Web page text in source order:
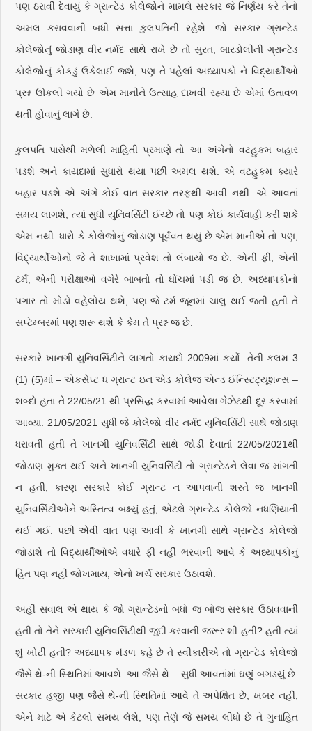
પણ ઠરાવી દેવાયું કે ગ્રાન્ટેડ કોલેજોને મામલે સરકાર જે નિર્ણય કરે તેનો
અમલ કરાવવાની બધી સત્તા કુલપતિની રહેશે. જો સરકાર ગ્રાન્ટેડ
કોલેજોનું જોડાણ વીર નર્મદ સાથે રાખે છે તો સુરત, બારડોલીની ગ્રાન્ટેડ
કોલેજોનું કોકડું ઉકેલાઈ જશે, પણ તે પહેલાં અધ્યાપકો ને વિદ્યાર્થીઓ
પ્રશ્ન ઊકલી ગયો છે એમ માનીને ઉત્સાહ દાખવી રહ્યા છે એમાં ઉતાવળ
થતી હોવાનું લાગે છે.
કુલપતિ પાસેથી મળેલી માહિતી પ્રમાણે તો આ અંગેનો વટહુકમ બહાર
પડશે અને કાયદામાં સુધારો થયા પછી અમલ થશે. એ વટહુકમ ક્યારે
બહાર પડશે એ અંગે કોઈ વાત સરકાર તરફથી આવી નથી. એ આવતાં
સમય લાગશે, ત્યાં સુધી યુનિવર્સિટી ઈચ્છે તો પણ કોઈ કાર્યવાહી કરી શકે
એમ નથી. ધારો કે કોલેજોનું જોડાણ પૂર્વવત થયું છે એમ માનીએ તો પણ,
વિદ્યાર્થીઓનો જે તે શાખામાં પ્રવેશ તો લંબાયો જ છે. એની ફી, એની
ટર્મ, એની પરીક્ષાઓ વગેરે બાબતો તો ઘોંચમાં પડી જ છે. અધ્યાપકોનો
પગાર તો મોડો વહેલોય થશે, પણ જે ટર્મ જૂનમાં ચાલુ થઈ જતી હતી તે
સપ્ટેમ્બરમાં પણ શરૂ થશે કે કેમ તે પ્રશ્ન જ છે.
સરકારે ખાનગી યુનિવર્સિટીને લાગતો કાયદો 2009માં કર્યો. તેની કલમ 3
(1) (5)માં – એકસેપ્ટ ધ ગ્રાન્ટ ઇન એડ કોલેજ એન્ડ ઈન્સ્ટિટ્યૂશન્સ –
શબ્દો હતા તે 22/05/21 થી પ્રસિદ્ધ કરવામાં આવેલા ગેઝેટથી દૂર કરવામાં
આવ્યા. 21/05/2021 સુધી જે કોલેજો વીર નર્મદ યુનિવર્સિટી સાથે જોડાણ
ધરાવતી હતી તે ખાનગી યુનિવર્સિટી સાથે જોડી દેવાતાં 22/05/2021થી
જોડાણ મુક્ત થઈ અને ખાનગી યુનિવર્સિટી તો ગ્રાન્ટેડને લેવા જ માંગતી
ન હતી, કારણ સરકારે કોઈ ગ્રાન્ટ ન આપવાની શરતે જ ખાનગી
યુનિવર્સિટીઓને અસ્તિત્વ બક્ષ્યું હતું, એટલે ગ્રાન્ટેડ કોલેજો નધણિયાતી
થઈ ગઈ. પછી એવી વાત પણ આવી કે ખાનગી સાથે ગ્રાન્ટેડ કોલેજો
જોડાશે તો વિદ્યાર્થીઓએ વધારે ફી નહીં ભરવાની આવે કે અધ્યાપકોનું
હિત પણ નહીં જોખમાય, એનો ખર્ચ સરકાર ઉઠાવશે.
અહીં સવાલ એ થાય કે જો ગ્રાન્ટેડનો બધો જ બોજ સરકાર ઉઠાવવાની
હતી તો તેને સરકારી યુનિવર્સિટીથી જુદી કરવાની જરૂર શી હતી? હતી ત્યાં
શું ખોટી હતી? અધ્યાપક મંડળ કહે છે તે સ્વીકારીએ તો ગ્રાન્ટેડ કોલેજો
જૈસે થે-ની સ્થિતિમાં આવશે. આ જૈસે થે – સુધી આવતાંમાં ઘણું બગડયું છે.
સરકાર હજી પણ જૈસે થે-ની સ્થિતિમાં આવે તે અપેક્ષિત છે, ખબર નહીં,
એને માટે એ કેટલો સમય લેશે, પણ તેણે જે સમય લીધો છે તે ગુનાહિત